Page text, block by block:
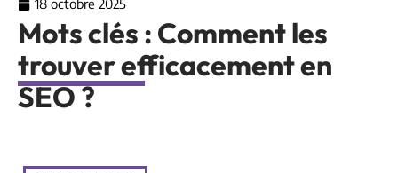
18 octobre 2025
Mots clés : Comment les
trouver efficacement en
SEO ?